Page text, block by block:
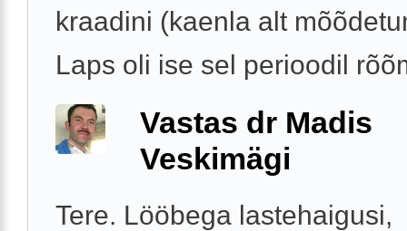
kraadini (kaenla alt
Laps oli ise sel perioodil
Vastas dr Madis
Veskimägi
Tere. Lööbega lastehaigusi,